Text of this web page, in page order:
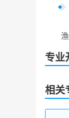
渔
专业
相关